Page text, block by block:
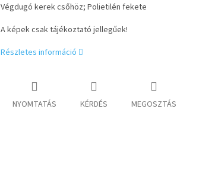
Végdugó kerek csőhöz; Polietilén fekete
A képek csak tájékoztató jellegűek!
Részletes információ
NYOMTATÁS KÉRDÉS MEGOSZTÁS